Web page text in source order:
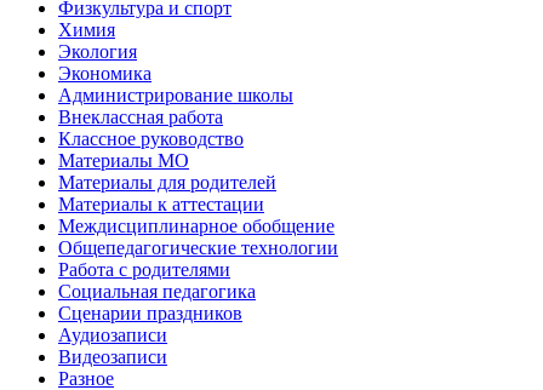
Физкультура и спорт
Химия
Экология
Экономика
Администрирование школы
Внеклассная работа
Классное руководство
Материалы МО
Материалы для родителей
Материалы к аттестации
Междисциплинарное обобщение
Общепедагогические технологии
Работа с родителями
Социальная педагогика
Сценарии праздников
Аудиозаписи
Видеозаписи
Разное